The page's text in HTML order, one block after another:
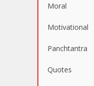
Moral
Motivational
Panchtantra
Quotes